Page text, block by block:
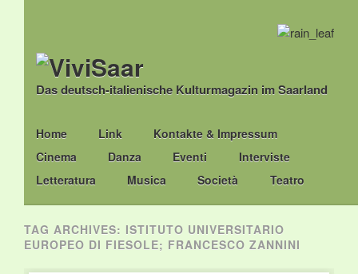
Das deutsch-italienische Kulturmagazin im Saarland
Main menu
Skip
to
content
Home Link
Kontakte & Impressum
Cinema
Danza Eventi
Interviste
Letteratura
Musica Società Teatro
TAG ARCHIVES: ISTITUTO UNIVERSITARIO
EUROPEO DI FIESOLE; FRANCESCO ZANNINI